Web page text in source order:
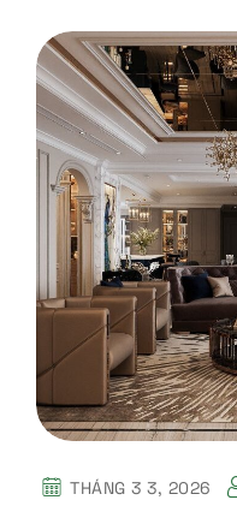
THÁNG 3 3, 2026